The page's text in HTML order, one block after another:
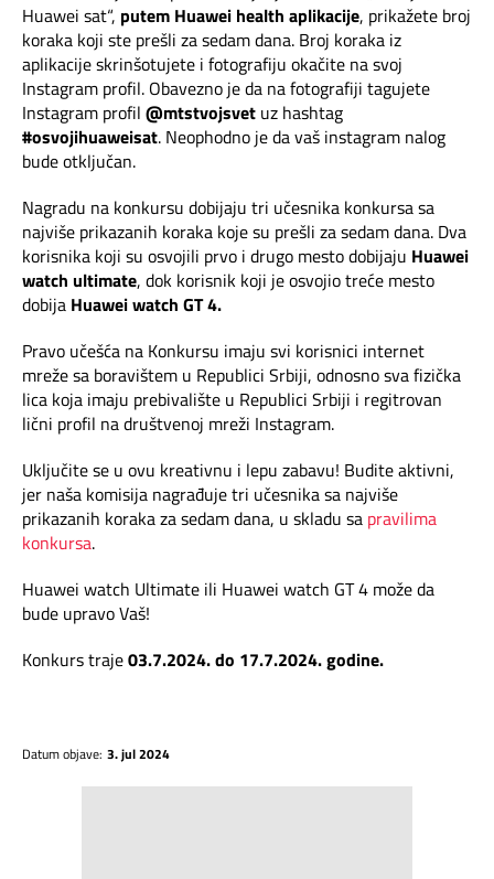
Prilagođeno tebi
Putuj pametnije
Huawei sat“, putem Huawei health aplikacije, prikažete broj
koraka koji ste prešli za sedam dana. Broj koraka iz
aplikacije skrinšotujete i fotografiju okačite na svoj
Instagram profil. Obavezno je da na fotografiji tagujete
Instagram profil @mtstvojsvet uz hashtag
#osvojihuaweisat. Neophodno je da vaš instagram nalog
bude otključan.
Nagradu na konkursu dobijaju tri učesnika konkursasa
najviše prikazanih koraka koje su prešli za sedam dana. Dva
korisnika koji su osvojili prvo i drugo mesto dobijaju Huawei
watch ultimate, dok korisnik koji je osvojio treće mesto
dobija Huaweiwatch GT 4.
Pravo učešća na Konkursu imaju svi korisnici internet
mreže sa boravištem u Republici Srbiji, odnosno sva fizička
lica koja imaju prebivalište u Republici Srbiji i regitrovan
lični profil na društvenoj mreži Instagram.
Uključite se u ovu kreativnu i lepu zabavu! Budite aktivni,
jer naša komisija nagrađuje tri učesnika sa najviše
prikazanih koraka za sedam dana, u skladu sa pravilima
konkursa.
Huawei watch Ultimate ili Huawei watch GT 4 može da
bude upravo Vaš!
Konkurs traje03.7.2024. do 17.7.2024. godine.
Datum objave: 3. jul 2024